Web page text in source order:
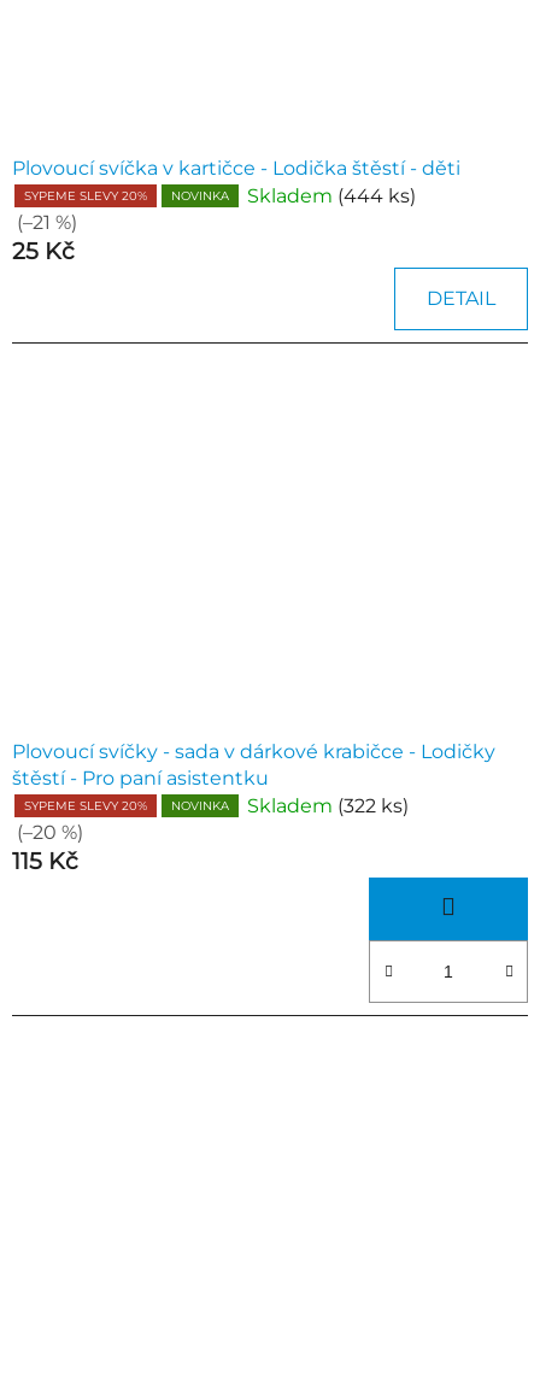
Plovoucí svíčka v kartičce - Lodička štěstí - děti
SYPEME SLEVY 20% NOVINKA Skladem (444 ks)
(–21 %)
25 Kč
DETAIL
Plovoucí svíčky - sada v dárkové krabičce - Lodičky
štěstí - Pro paní asistentku
SYPEME SLEVY 20% NOVINKA Skladem (322 ks)
(–20 %)
115 Kč